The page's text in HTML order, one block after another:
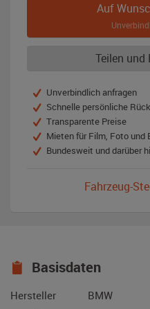
Auf
Teilen und
Unverbindlich anfragen
Schnelle persönliche
Transparente Preise
Mieten für Film, Foto und
Bundesweit und darüber
Fahrzeug-
Basisdaten
Hersteller
BMW